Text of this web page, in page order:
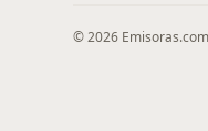
© 2026